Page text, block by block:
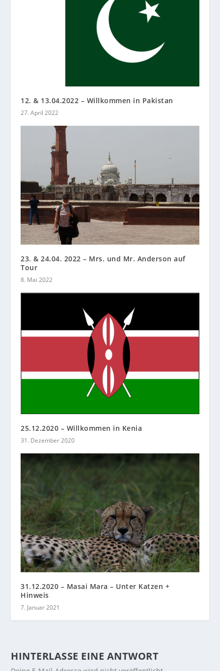
12. & 13.04.2022 – Willkommen in Pakistan
27. April 2022
23. & 24.04. 2022 – Mrs. und Mr. Anderson auf
Tour
8. Mai 2022
25.12.2020 – Willkommen in Kenia
31. Dezember 2020
31.12.2020 – Masai Mara – Unter Katzen +
Hinweis
7. Januar 2021
HINTERLASSE EINE ANTWORT